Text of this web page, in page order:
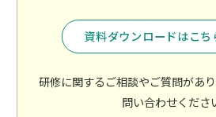
資料ダウンロードはこ
研修に関するご相談やご質問があ
問い合わせくださ